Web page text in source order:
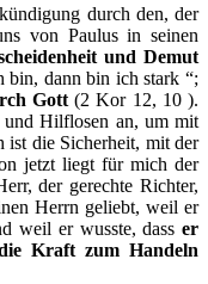
durch den, der
von Paulus in seinen
und Demut
bin, dann bin ich stark “;
Gott (2 Kor 12, 10 ).
und Hilflosen an, um mit
ist die Sicherheit, mit der
jetzt liegt für mich der
der gerechte Richter,
Herrn geliebt, weil er
weil er wusste, dass er
Kraft zum Handeln